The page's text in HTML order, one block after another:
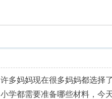
多妈妈现在很多妈妈都选择
学都需要准备哪些材料，今